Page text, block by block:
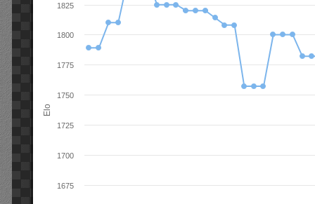
Elo
1675
1700
1725
1750
1775
1800
1825